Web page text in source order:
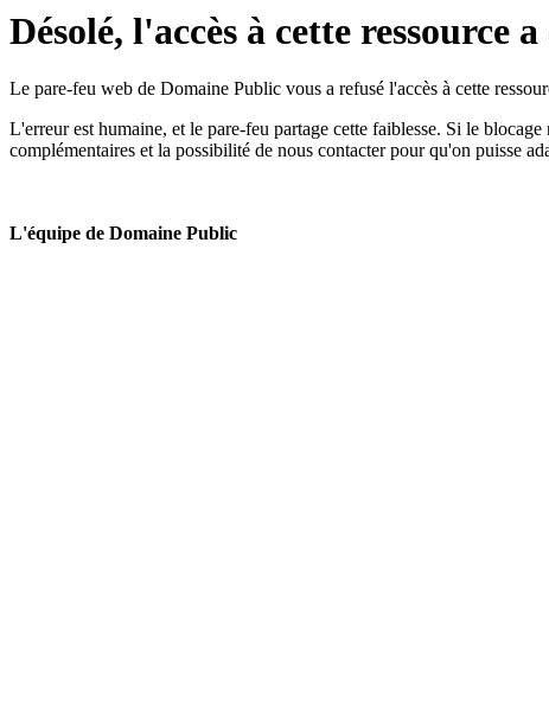
Désolé, l'accès à cette ressource
Le pare-feu web de Domaine Public vous a refusé l'accès à cette
L'erreur est humaine, et le pare-feu partage cette faiblesse. Si le
complémentaires et la possibilité de nous contacter pour qu'on puisse
L'équipe de Domaine Public